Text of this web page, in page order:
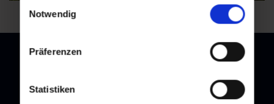
Nutzung der Dienste gesammelt haben.
Notwendig
Präferenzen
Statistiken